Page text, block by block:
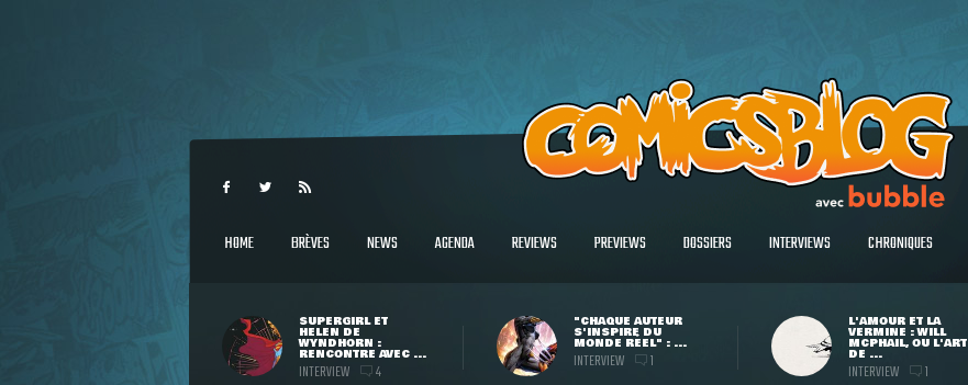
HOME BRÈVES NEWS AGENDA REVIEWS PREVIEWS DOSSIERS INTERVIEWS CHRONIQUES
SUPERGIRL ET
HELEN DE
WYNDHORN :
RENCONTRE AVEC ...
INTERVIEW 4
"CHAQUE AUTEUR
S'INSPIRE DU
MONDE RÉEL" : ...
INTERVIEW 1
L'AMOUR ET LA
VERMINE : WILL
MCPHAIL, OU L'ART
DE ...
INTERVIEW 1